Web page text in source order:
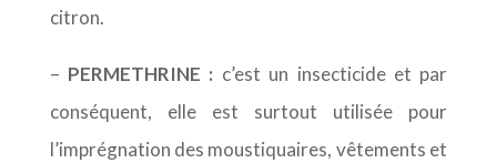
citron.
– PERMETHRINE : c’est un insecticide et par
conséquent, elle est surtout utilisée pour
l’imprégnation des moustiquaires, vêtements et